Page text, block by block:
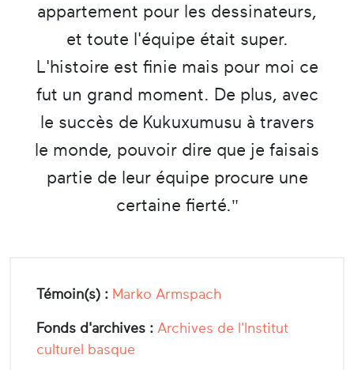
appartement pour les dessinateurs,
et toute l'équipe était super.
L'histoire est finie mais pour moi ce
fut un grand moment. De plus, avec
le succès de Kukuxumusu à travers
le monde, pouvoir dire que je faisais
partie de leur équipe procure une
certaine fierté."
Témoin(s) : Marko Armspach
Fonds d'archives : Archives de l'Institut
culturel basque